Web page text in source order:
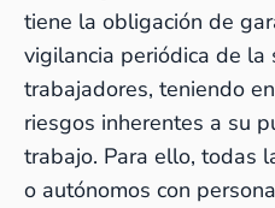
tiene la obligación de
vigilancia periódica de la
trabajadores, teniendo
riesgos inherentes a su
trabajo. Para ello, todas
o autónomos con